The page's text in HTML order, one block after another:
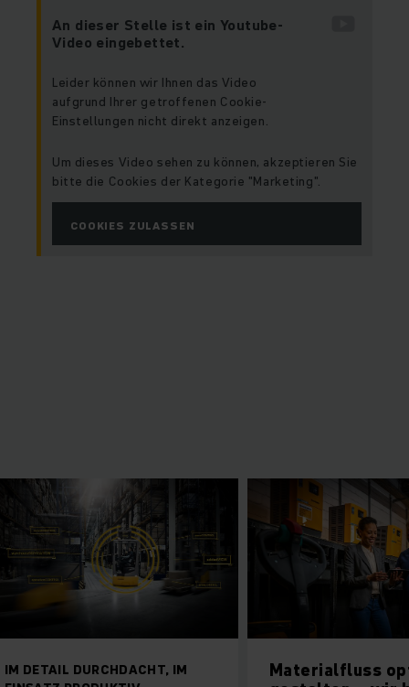
An dieser Stelle ist ein Youtube-
Video eingebettet.
Leider können wir Ihnen das Video
aufgrund Ihrer getroffenen Cookie-
Einstellungen nicht direkt anzeigen.
Um dieses Video sehen zu können, akzeptieren Sie
bitte die Cookies der Kategorie "Marketing".
COOKIES ZULASSEN
IM
Materialfluss optimal